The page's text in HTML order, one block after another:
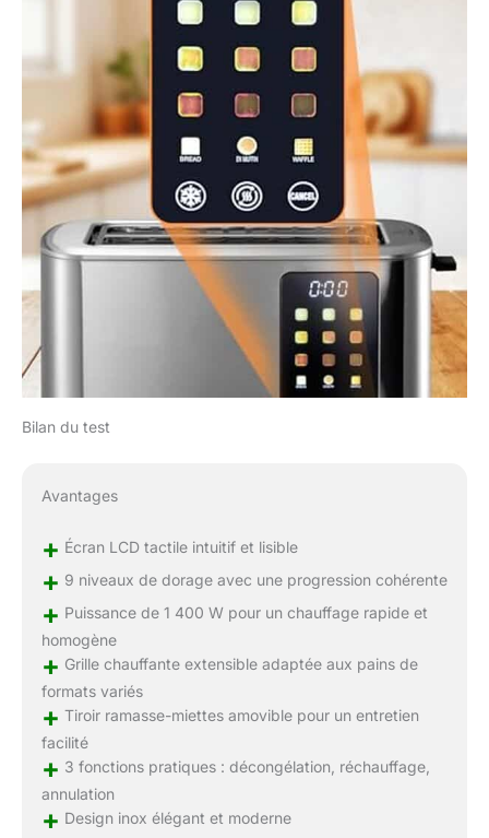
Bilan du test
Avantages
+ Écran LCD tactile intuitif et lisible
+ 9 niveaux de dorage avec une progression cohérente
+ Puissance de 1 400 W pour un chauffage rapide et
homogène
+ Grille chauffante extensible adaptée aux pains de
formats variés
+ Tiroir ramasse-miettes amovible pour un entretien
facilité
+ 3 fonctions pratiques : décongélation, réchauffage,
annulation
+ Design inox élégant et moderne